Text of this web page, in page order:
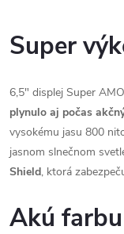
Super
6,5" displej Super
plynulo aj počas
vysokému jasu 800
jasnom slnečnom
Shield, ktorá
Akú